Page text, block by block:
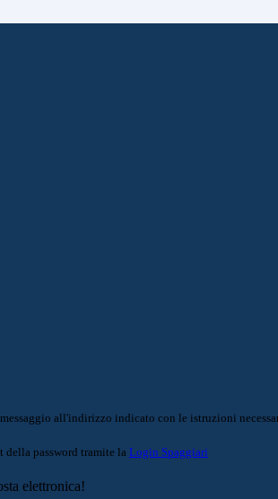
all'indirizzo indicato con le istruzioni
della password tramite la Login Spaggiari
elettronica!